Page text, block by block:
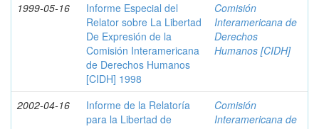
1999-05-16
Informe Especial del
Relator sobre La Libertad
De Expresión de la
Comisión Interamericana
de Derechos Humanos
[CIDH] 1998
Comisión
Interamericana de
Derechos
Humanos [CIDH]
2002-04-16
Informe de la Relatoría
para la Libertad de
Comisión
Interamericana de